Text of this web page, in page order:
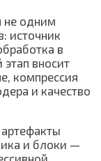
не одним
источник
в
вносит
компрессия
и качество
и блоки —